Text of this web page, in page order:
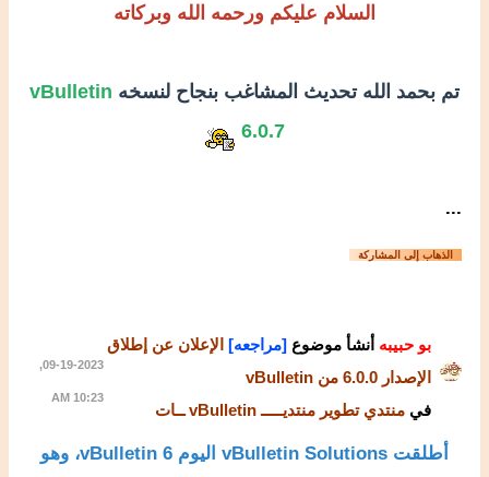
السلام عليكم ورحمه الله وبركاته
تم بحمد الله تحديث المشاغب بنجاح لنسخه vBulletin
6.0.7
...
الذهاب إلى المشاركة
بو حبيبه أنشأ موضوع[مراجعه] الإعلان عن إطلاق
الإصدار 6.0.0 من vBulletin
فيمنتدي تطوير منتديـــــ vBulletin ــات
09-19-2023,
10:23 AM
أطلقت vBulletin Solutions اليوم vBulletin 6، وهو